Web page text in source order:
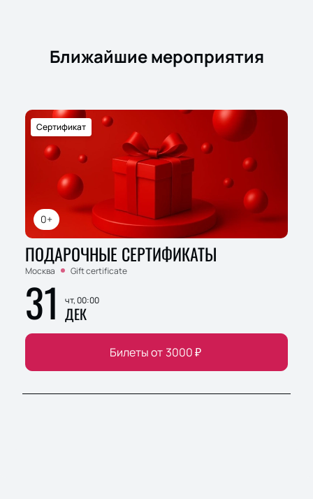
Ближайшие мероприятия
0+
Сертификат
ПОДАРОЧНЫЕ СЕРТИФИКАТЫ
Москва Gift certificate
31 чт, 00:00
ДЕК
Билеты от 3000₽